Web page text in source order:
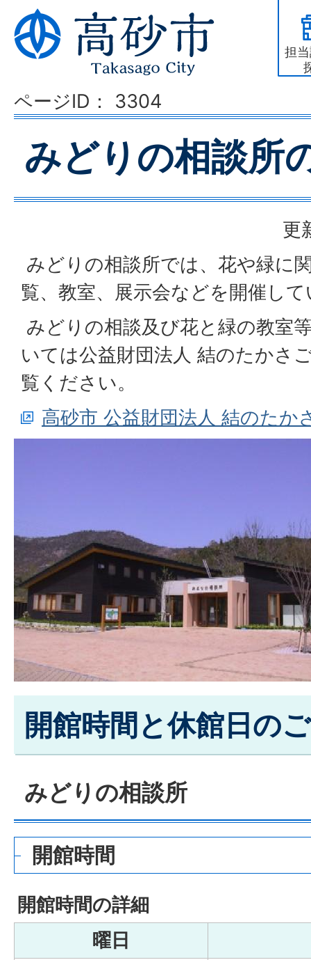
担
ページID： 3304
みどりの相談所
更
みどりの相談所では、花や緑に
覧、教室、展示会などを開催し
みどりの相談及び花と緑の教室
いては公益財団法人 結のたかさ
覧ください。
高砂市 公益財団法人 結のたか
開館時間と休館日の
みどりの相談所
開館時間
開館時間の詳細
曜日